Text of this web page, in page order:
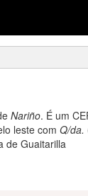
Nariño. É um
leste com Q/da.
de Guaitarilla